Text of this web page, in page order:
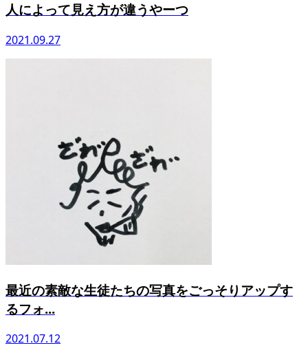
人によって見え方が違うやーつ
2021.09.27
最近の素敵な生徒たちの写真をごっそりアップす
るフォ...
2021.07.12